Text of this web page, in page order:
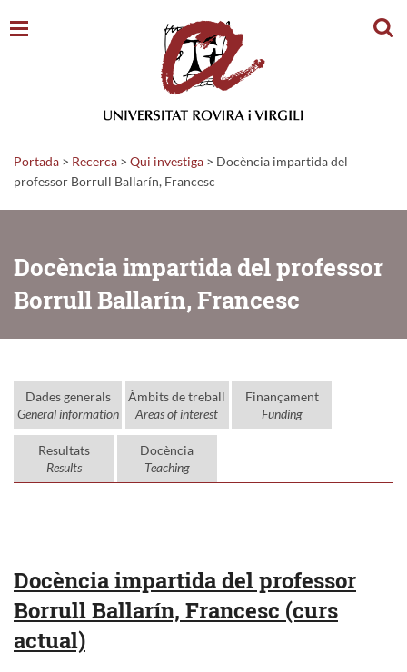
Portada > Recerca > Qui investiga > Docència impartida del
professor Borrull Ballarín, Francesc
Docència impartida del professor
Borrull Ballarín, Francesc
Dades generals
General information
Àmbits de treball
Areas of interest
Finançament
Funding
Resultats
Results
Docència
Teaching
Docència impartida del professor
Borrull Ballarín, Francesc (curs
actual)